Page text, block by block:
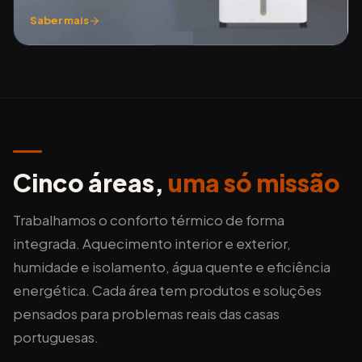
Saber mais
Cinco áreas, uma só missão
Trabalhamos o conforto térmico de forma
integrada. Aquecimento interior e exterior,
humidade e isolamento, água quente e eficiência
energética. Cada área tem produtos e soluções
pensados para problemas reais das casas
portuguesas.